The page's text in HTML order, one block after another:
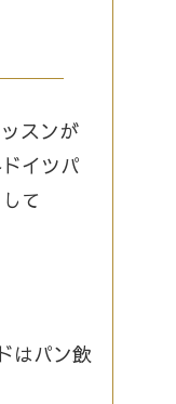
スンが
イツパ
て
はパン飲